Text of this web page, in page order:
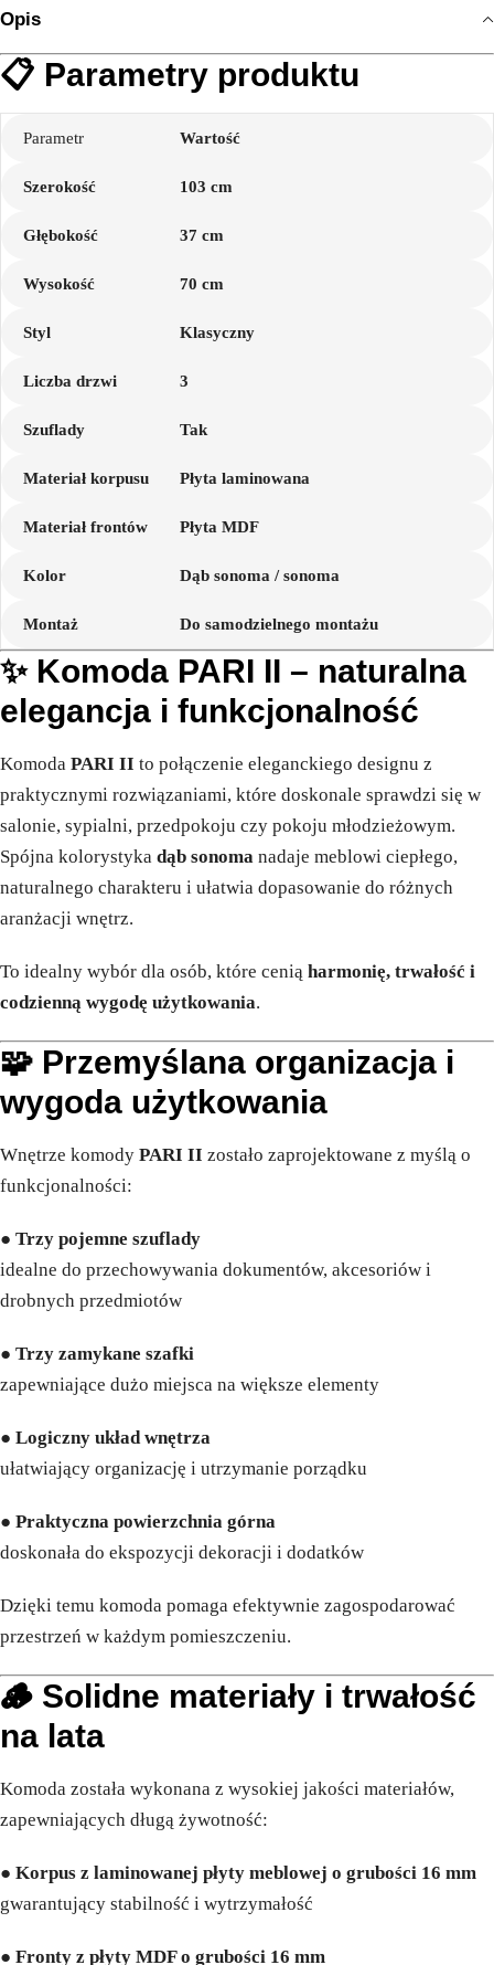
Opis
📋 Parametry produktu
Parametr Wartość
Szerokość 103 cm
Głębokość 37 cm
Wysokość 70 cm
Styl Klasyczny
Liczba drzwi 3
Szuflady Tak
Materiał korpusu Płyta laminowana
Materiał frontów Płyta MDF
Kolor Dąb sonoma / sonoma
Montaż Do samodzielnego montażu
✨ Komoda PARI II – naturalna
elegancja i funkcjonalność
Komoda PARI II to połączenie eleganckiego designu z
praktycznymi rozwiązaniami, które doskonale sprawdzi się w
salonie, sypialni, przedpokoju czy pokoju młodzieżowym.
Spójna kolorystyka dąb sonoma nadaje meblowi ciepłego,
naturalnego charakteru i ułatwia dopasowanie do różnych
aranżacji wnętrz.
To idealny wybór dla osób, które cenią harmonię, trwałość i
codzienną wygodę użytkowania.
🧩 Przemyślana organizacja i
wygoda użytkowania
Wnętrze komody PARI II zostało zaprojektowane z myślą o
funkcjonalności:
● Trzy pojemne szuflady
idealne do przechowywania dokumentów, akcesoriów i
drobnych przedmiotów
● Trzy zamykane szafki
zapewniające dużo miejsca na większe elementy
● Logiczny układ wnętrza
ułatwiający organizację i utrzymanie porządku
● Praktyczna powierzchnia górna
doskonała do ekspozycji dekoracji i dodatków
Dzięki temu komoda pomaga efektywnie zagospodarować
przestrzeń w każdym pomieszczeniu.
🪵 Solidne materiały i trwałość
na lata
Komoda została wykonana z wysokiej jakości materiałów,
zapewniających długą żywotność:
● Korpus z laminowanej płyty meblowej o grubości 16 mm
gwarantujący stabilność i wytrzymałość
● Fronty z płyty MDF o grubości 16 mm